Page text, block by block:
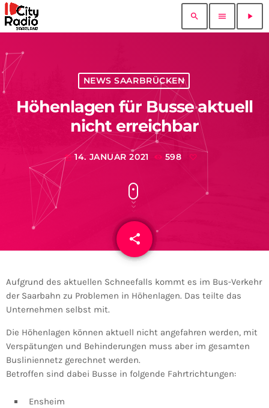
search menu play_arrow
NEWS SAARBRÜCKEN
Höhenlagen für Busse aktuell
nicht erreichbar
today 14. JANUAR 2021 598
share
email
Aufgrund des aktuellen Schneefalls kommt es im Bus-Verkehr
der Saarbahn zu Problemen in Höhenlagen. Das teilte das
Unternehmen selbst mit.
Die Höhenlagen können aktuell nicht angefahren werden, mit
Verspätungen und Behinderungen muss aber im gesamten
Busliniennetz gerechnet werden.
Betroffen sind dabei Busse in folgende Fahrtrichtungen:
Ensheim